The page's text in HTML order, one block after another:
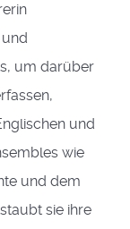
um darüber
und
wie
und dem
sie ihre